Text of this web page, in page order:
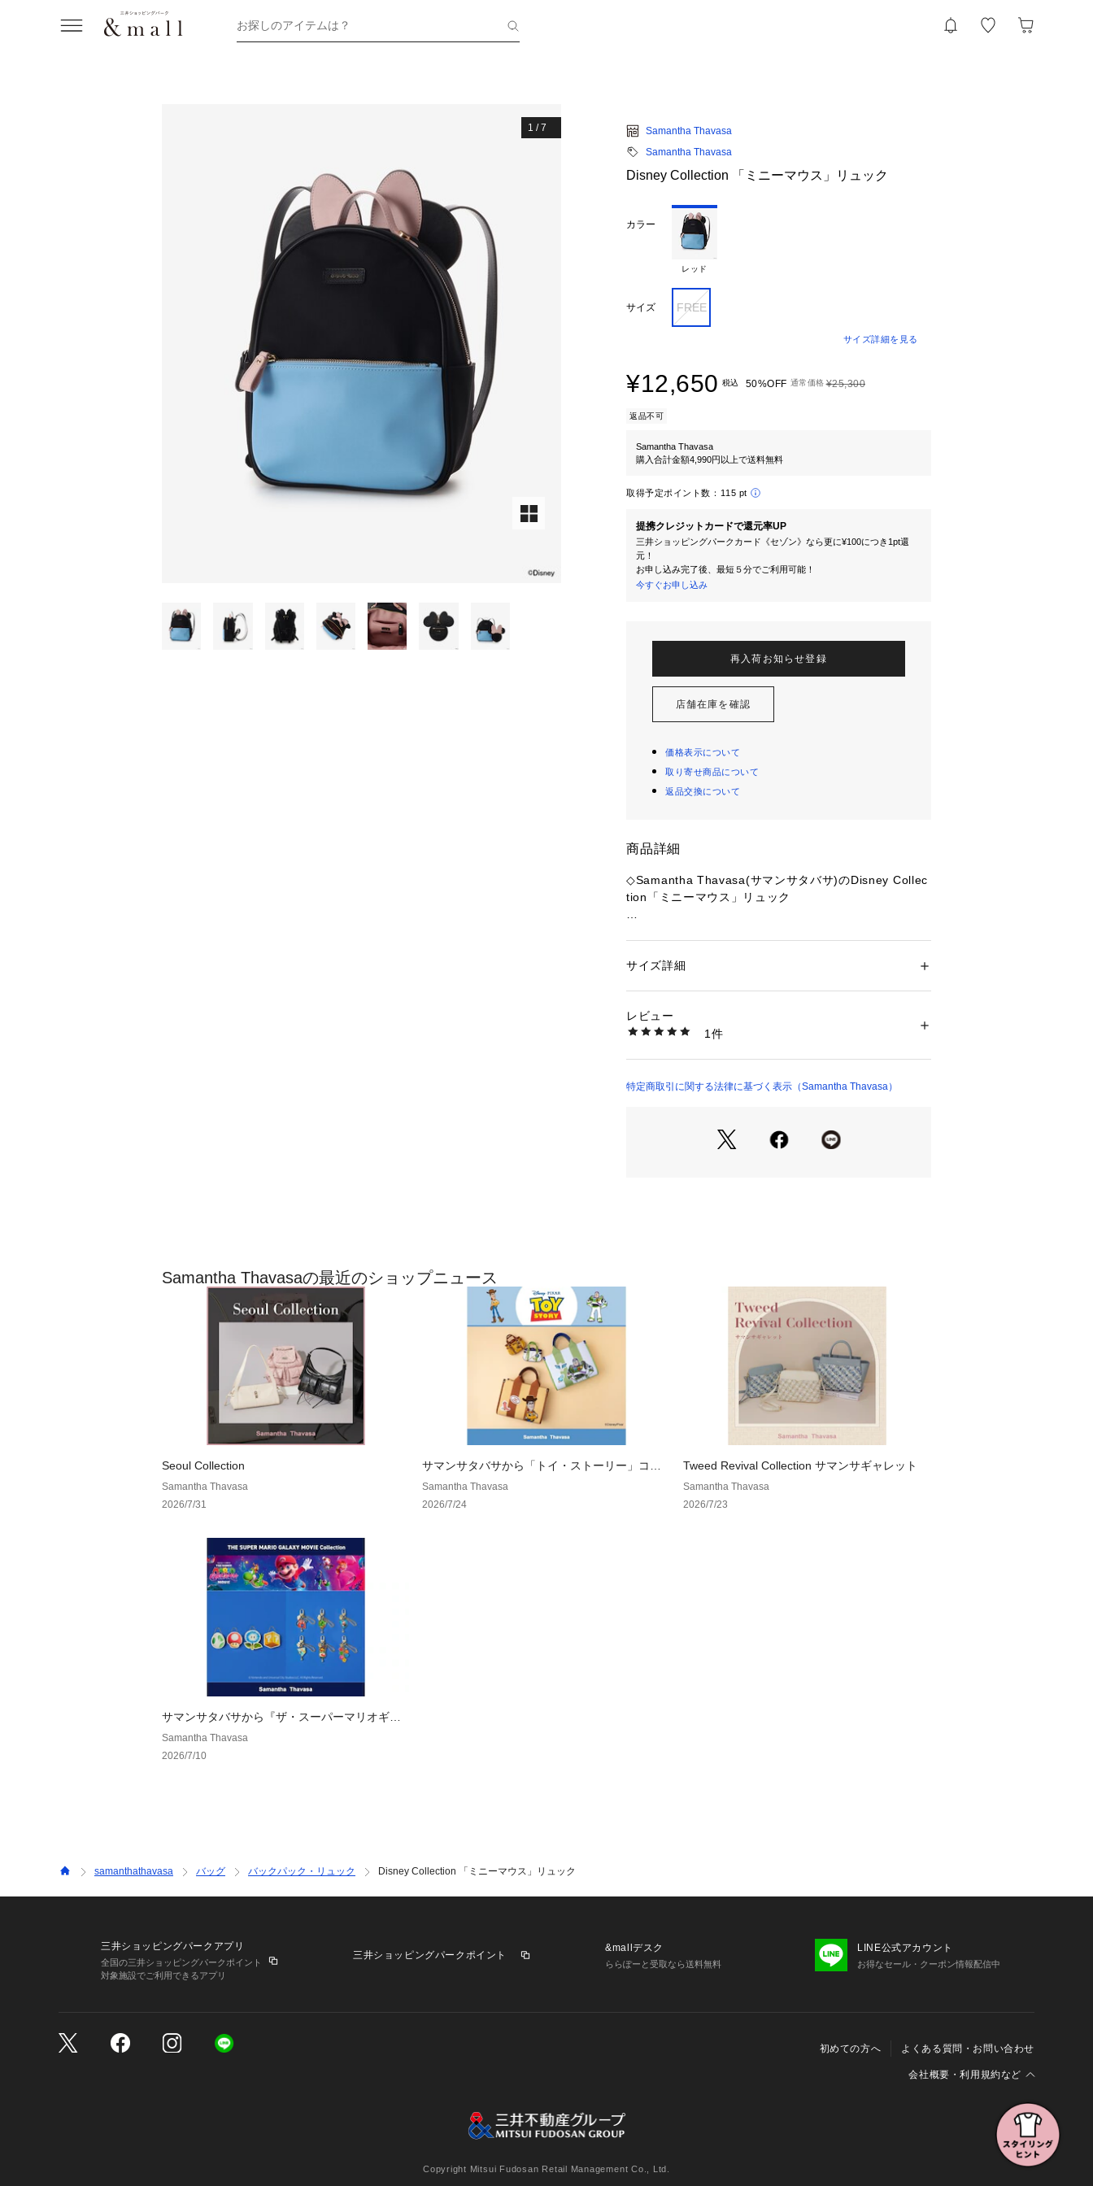
お探しのアイテムは？
1 /7
Samantha Thavasa
Samantha Thavasa
Disney Collection 「ミニーマウス」リュック
カラー
レッド
サイズ FREE
サイズ詳細を見る
¥12,650 税込 50%OFF 通常価格 ¥25,300
返品不可
Samantha Thavasa
購入合計金額4,990円以上で送料無料
取得予定ポイント数： 115 pt
提携クレジットカードで還元率UP
三井ショッピングパークカード《セゾン》なら更に¥100につき1pt還
元！
お申し込み完了後、最短５分でご利用可能！
今すぐお申し込み
再入荷お知らせ登録
店舗在庫を確認
価格表示について
取り寄せ商品について
返品交換について
商品詳細
◇Samantha Thavasa(サマンサタバサ)のDisney Collec
tion「ミニーマウス」リュック
ピンクのリボンが印象的なリュック。
フロントにはファスナーポケットもついているのでＩＤ
「ミニーマウス」の耳のシルエットは取り外し可能なマ
長財布…〇、携帯…〇、500mlボトル…〇
性別：レディース
洗濯：-
※詳しい洗濯方法については、商品の品質表示タグをご覧くださ
商品番号：1590300007488 （モール）
サイズ詳細
レビュー
1件
特定商取引に関する法律に基づく表示（Samantha Thavasa）
Samantha Thavasaの最近のショップニュース
Seoul Collection
Samantha Thavasa
2026/7/31
サマンサタバサから「トイ・ストーリー」コレ
クションを発売。
Samantha Thavasa
2026/7/24
Tweed Revival Collection サマンサギャレット
Samantha Thavasa
2026/7/23
サマンサタバサから『ザ・スーパーマリオギャ
ラクシー・ムービー』の映画を記念したコレク
ションを発売！
Samantha Thavasa
2026/7/10
samanthathavasa バッグ バックパック・リュック Disney Collection 「ミニーマウス」リュック
三井ショッピングパークアプリ
全国の三井ショッピングパークポイント
対象施設でご利用できるアプリ
三井ショッピングパークポイント
&mallデスク
ららぽーと受取なら送料無料
LINE公式アカウント
お得なセール・クーポン情報配信中
初めての方へ よくある質問・お問い合わせ
会社概要・利用規約など
特定商取引に関する法律に基づく表示
個人情報保護方針 個人情報の取り扱いについて
Cookieおよびアクセスログについて
三井不動産グループ ソーシャルメディアガイドライン
Copyright Mitsui Fudosan Retail Management Co., Ltd.